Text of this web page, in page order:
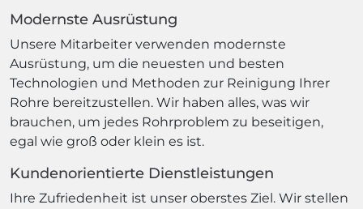
Modernste Ausrüstung
Unsere Mitarbeiter verwenden modernste
Ausrüstung, um die neuesten und besten
Technologien und Methoden zur Reinigung Ihrer
Rohre bereitzustellen. Wir haben alles, was wir
brauchen, um jedes Rohrproblem zu beseitigen,
egal wie groß oder klein es ist.
Kundenorientierte Dienstleistungen
Ihre Zufriedenheit ist unser oberstes Ziel. Wir stellen